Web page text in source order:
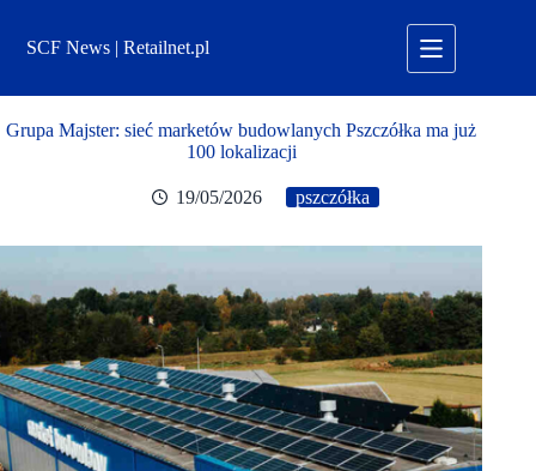
treściSCF News | Retailnet.pl
Grupa Majster: sieć marketów budowlanych Pszczółka ma już
100 lokalizacji
19/05/2026 pszczółka